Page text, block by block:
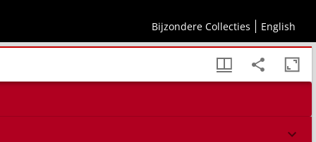
Bijzondere Collecties English